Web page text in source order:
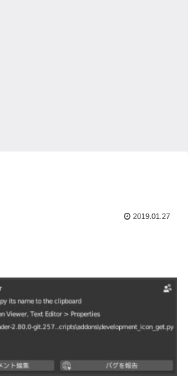
2019.01.27